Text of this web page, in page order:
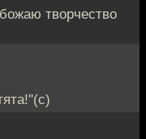
творчество